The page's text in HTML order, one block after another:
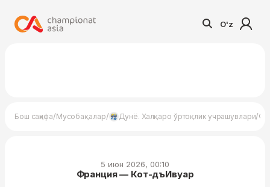
O'z
Бош саҳифа/Мусобақалар/ Дунё. Халқаро ўртоқлик учрашувлари/
5 июн 2026, 00:10
Франция — Кот-дъИвуар